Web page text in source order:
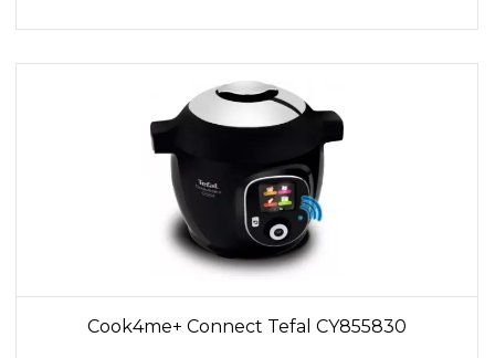
Cook4me+ Connect Tefal CY855830